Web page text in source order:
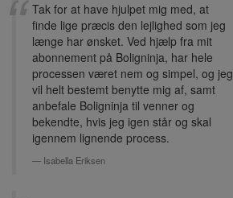
Tak for at have hjulpet mig med, at
finde lige præcis den lejlighed som jeg
længe har ønsket. Ved hjælp fra mit
abonnement på Boligninja, har hele
processen været nem og simpel, og jeg
vil helt bestemt benytte mig af, samt
anbefale Boligninja til venner og
bekendte, hvis jeg igen står og skal
igennem lignende process.
Isabella Eriksen